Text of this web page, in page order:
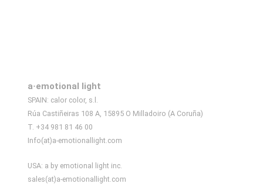
a·emotional light
SPAIN: calor color, s.l.
Rúa Castiñeiras 108 A, 15895 O Milladoiro (A Coruña)
T. +34 981 81 46 00
Info(at)a-emotionallight.com
USA: a by emotional light inc.
sales(at)a-emotionallight.com